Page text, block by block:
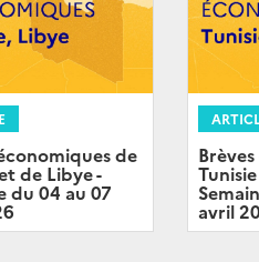
de
de Libye -
du 04 au 07
avril